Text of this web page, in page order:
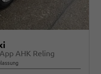
AHK Reling